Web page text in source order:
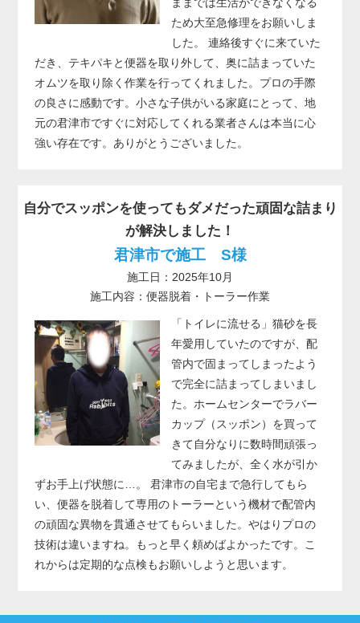
ため大至急修理をお願いしま
した。 連絡後すぐに来ていた
だき、テキパキと便器を取り外して、奥に詰まっていた
オムツを取り除く作業を行ってくれました。プロの手際
の良さに感動です。小さな子供がいる家庭にとって、地
元の君津市ですぐに対応してくれる業者さんは本当に心
強い存在です。ありがとうございました。
自分でスッポンを使ってもダメだった頑固な詰まり
が解決しました！
君津市で施工 S様
施工日：2025年10月
施工内容：便器脱着・トーラー作業
「トイレに流せる」猫砂を長
年愛用していたのですが、配
管内で固まってしまったよう
で完全に詰まってしまいまし
た。ホームセンターでラバー
カップ（スッポン）を買って
きて自分なりに数時間頑張っ
てみましたが、全く水が引か
ずお手上げ状態に…。 君津市の自宅まで急行してもら
い、便器を脱着して専用のトーラーという機材で配管内
の頑固な異物を貫通させてもらいました。やはりプロの
技術は違いますね。もっと早く頼めばよかったです。こ
れからは定期的な点検もお願いしようと思います。